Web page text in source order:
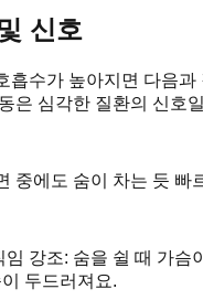
신호
흡수가 높아지면 다음
은 심각한 질환의 신호
중에도 숨이 차는 듯 빠
임 강조: 숨을 쉴 때 가슴
두드러져요.